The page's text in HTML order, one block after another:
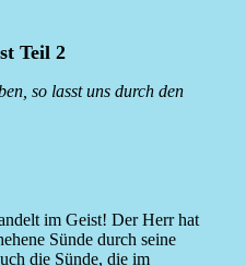
Teil 2
so lasst uns durch den
im Geist! Der Herr hat
Sünde durch seine
die Sünde, die im